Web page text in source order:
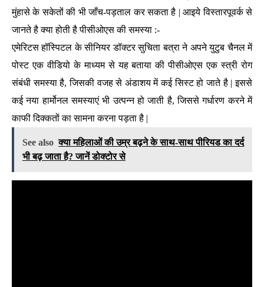
मुंहासे के सकेतों की भी जाँच-पड़ताल कर सकता है | आइये विस्तारपूवर्क से
जानते है क्या होती है पीसीओएस की समस्या :-
एमेरिटस हॉस्पिटल के सीनियर डॉक्टर सुचिता बत्रा ने अपने युटुब चैनल में
पोस्ट एक वीडियो के माध्यम से यह बताया की पीसीओएस एक स्त्री रोग
संबंधी समस्या है, जिसकी वजह से अंडाशय में कई सिस्ट हो जाते है | इससे
कई नया हार्मोनल समस्याएं भी उत्पन्न हो जाती है, जिससे गर्धारण करने में
काफी दिक्कतों का सामना करना पड़ता है |
See also क्या महिलाओं की उम्र बढ़ने के साथ-साथ पीरियड का दर्द
भी बढ़ जाता है? जानें डोक्टोर से